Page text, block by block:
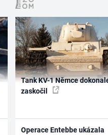
Tank KV-1 Němce
zaskočil
Operace Entebbe ukázala